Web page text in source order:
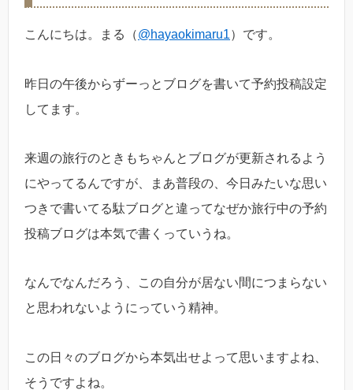
こんにちは。まる（@hayaokimaru1）です。
昨日の午後からずーっとブログを書いて予約投稿設定
してます。
来週の旅行のときもちゃんとブログが更新されるよう
にやってるんですが、まあ普段の、今日みたいな思い
つきで書いてる駄ブログと違ってなぜか旅行中の予約
投稿ブログは本気で書くっていうね。
なんでなんだろう、この自分が居ない間につまらない
と思われないようにっていう精神。
この日々のブログから本気出せよって思いますよね、
そうですよね。